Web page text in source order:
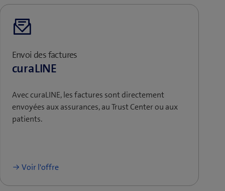
Envoi des factures
curaLINE
Avec curaLINE, les factures sont directement
envoyées aux assurances, au Trust Center ou aux
patients.
Voir l'offre